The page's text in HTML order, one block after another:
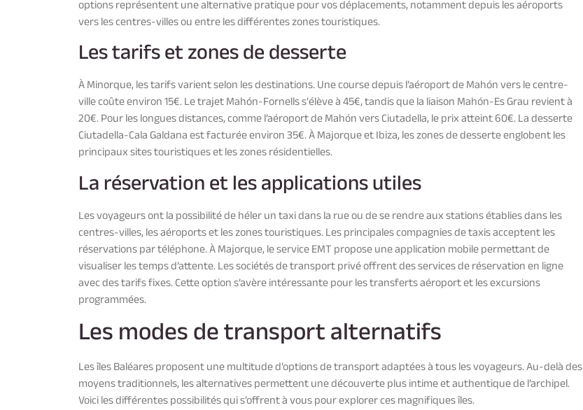
options représentent une alternative pratique pour vos déplacements, notamment depuis les aéroports
vers les centres-villes ou entre les différentes zones touristiques.
Les tarifs et zones de desserte
À Minorque, les tarifs varient selon les destinations. Une course depuis l’aéroport de Mahón vers le centre-
ville coûte environ 15€. Le trajet Mahón-Fornells s’élève à 45€, tandis que la liaison Mahón-Es Grau revient à
20€. Pour les longues distances, comme l’aéroport de Mahón vers Ciutadella, le prix atteint 60€. La desserte
Ciutadella-Cala Galdana est facturée environ 35€. À Majorque et Ibiza, les zones de desserte englobent les
principaux sites touristiques et les zones résidentielles.
La réservation et les applications utiles
Les voyageurs ont la possibilité de héler un taxi dans la rue ou de se rendre aux stations établies dans les
centres-villes, les aéroports et les zones touristiques. Les principales compagnies de taxis acceptent les
réservations par téléphone. À Majorque, le service EMT propose une application mobile permettant de
visualiser les temps d’attente. Les sociétés de transport privé offrent des services de réservation en ligne
avec des tarifs fixes. Cette option s’avère intéressante pour les transferts aéroport et les excursions
programmées.
Les modes de transport alternatifs
Les îles Baléares proposent une multitude d’options de transport adaptées à tous les voyageurs. Au-delà des
moyens traditionnels, les alternatives permettent une découverte plus intime et authentique de l’archipel.
Voici les différentes possibilités qui s’offrent à vous pour explorer ces magnifiques îles.